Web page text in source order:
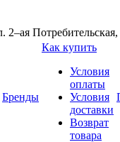
2–ая
Бренды
Как купить
Условия
оплаты
Условия
доставки
Возврат
товара